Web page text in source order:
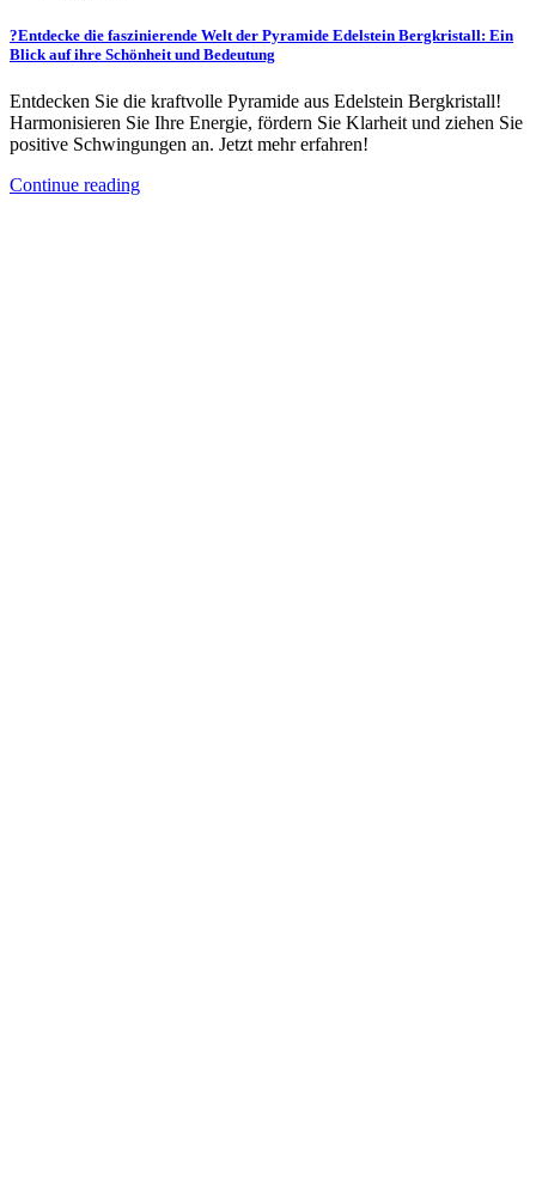
?Entdecke die faszinierende Welt der Pyramide Edelstein Bergkristall: Ein
Blick auf ihre Schönheit und Bedeutung
Entdecken Sie die kraftvolle Pyramide aus Edelstein Bergkristall!
Harmonisieren Sie Ihre Energie, fördern Sie Klarheit und ziehen Sie
positive Schwingungen an. Jetzt mehr erfahren!
Continue reading